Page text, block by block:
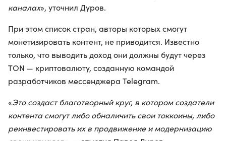
каналах», уточнил Дуров.
При этом список стран, авторы которых смогут
монетизировать контент, не приводится. Известно
только, что выводить доход они должны будут через
TON — криптовалюту, созданную командой
разработчиков мессенджера Telegram.
«Это создаст благотворный круг, в котором создатели
контента смогут либо обналичить свои токкоины, либо
реинвестировать их в продвижение и модернизацию